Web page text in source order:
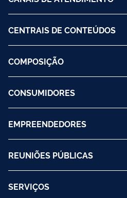
CENTRAIS DE CONTEÚDOS
COMPOSIÇÃO
CONSUMIDORES
EMPREENDEDORES
REUNIÕES PÚBLICAS
SERVIÇOS